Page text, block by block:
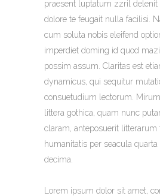
praesent luptatum zzril delenit
dolore te feugait nulla facilisi.
cum soluta nobis eleifend
imperdiet doming id quod
possim assum. Claritas est
dynamicus, qui sequitur
consuetudium lectorum.
littera gothica, quam nunc
claram, anteposuerit litterarum
humanitatis per seacula
decima.
Lorem ipsum dolor sit amet,